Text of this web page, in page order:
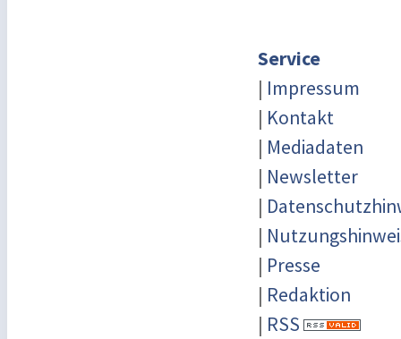
Service
| Impressum
| Kontakt
| Mediadaten
| Newsletter
|
|
| Presse
| Redaktion
| RSS